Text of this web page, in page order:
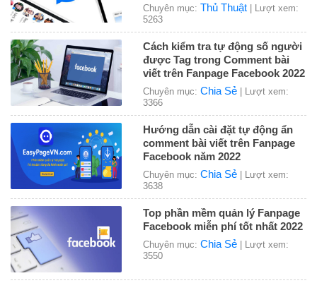
Chuyên mục: Thủ Thuật | Lượt xem:
5263
Cách kiểm tra tự động số người
được Tag trong Comment bài
viết trên Fanpage Facebook 2022
Chuyên mục: Chia Sẻ | Lượt xem:
3366
Hướng dẫn cài đặt tự động ẩn
comment bài viết trên Fanpage
Facebook năm 2022
Chuyên mục: Chia Sẻ | Lượt xem:
3638
Top phần mềm quản lý Fanpage
Facebook miễn phí tốt nhất 2022
Chuyên mục: Chia Sẻ | Lượt xem:
3550